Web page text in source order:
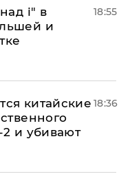
і" в
и
18:55
китайские
и убивают
18:36